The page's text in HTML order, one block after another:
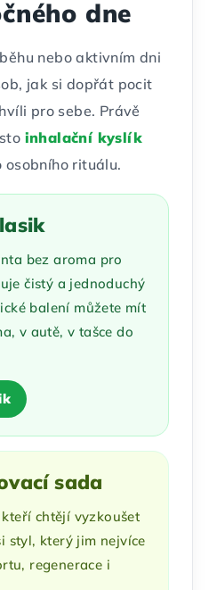
dne
nebo aktivním dni
jak si dopřát pocit
pro sebe. Právě
inhalační kyslík
osobního rituálu.
bez aroma pro
čistý a jednoduchý
balení můžete mít
v autě, v tašce do
sada
chtějí vyzkoušet
styl, který jim nejvíce
regenerace i